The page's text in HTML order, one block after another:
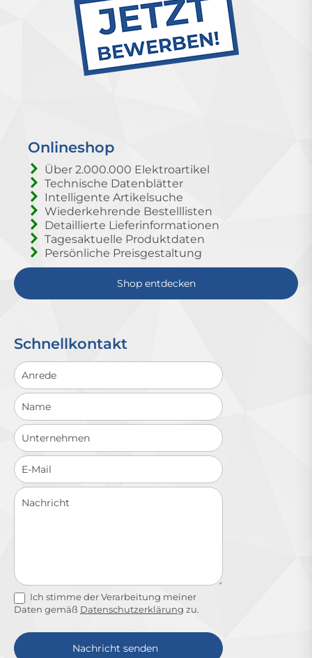
Onlineshop
Über 2.000.000 Elektroartikel
Technische Datenblätter
Intelligente Artikelsuche
Wiederkehrende Bestelllisten
Detaillierte Lieferinformationen
Tagesaktuelle Produktdaten
Persönliche Preisgestaltung
Shop entdecken
Schnellkontakt
Schnellkontakt
Ich stimme der Verarbeitung meiner
Daten gemäß Datenschutzerklärung zu.
Nachricht senden